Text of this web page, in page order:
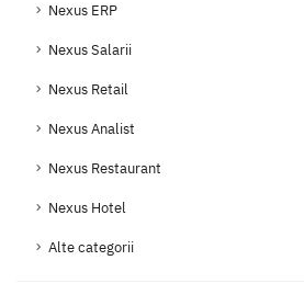
Nexus ERP
Nexus Salarii
Nexus Retail
Nexus Analist
Nexus Restaurant
Nexus Hotel
Alte categorii